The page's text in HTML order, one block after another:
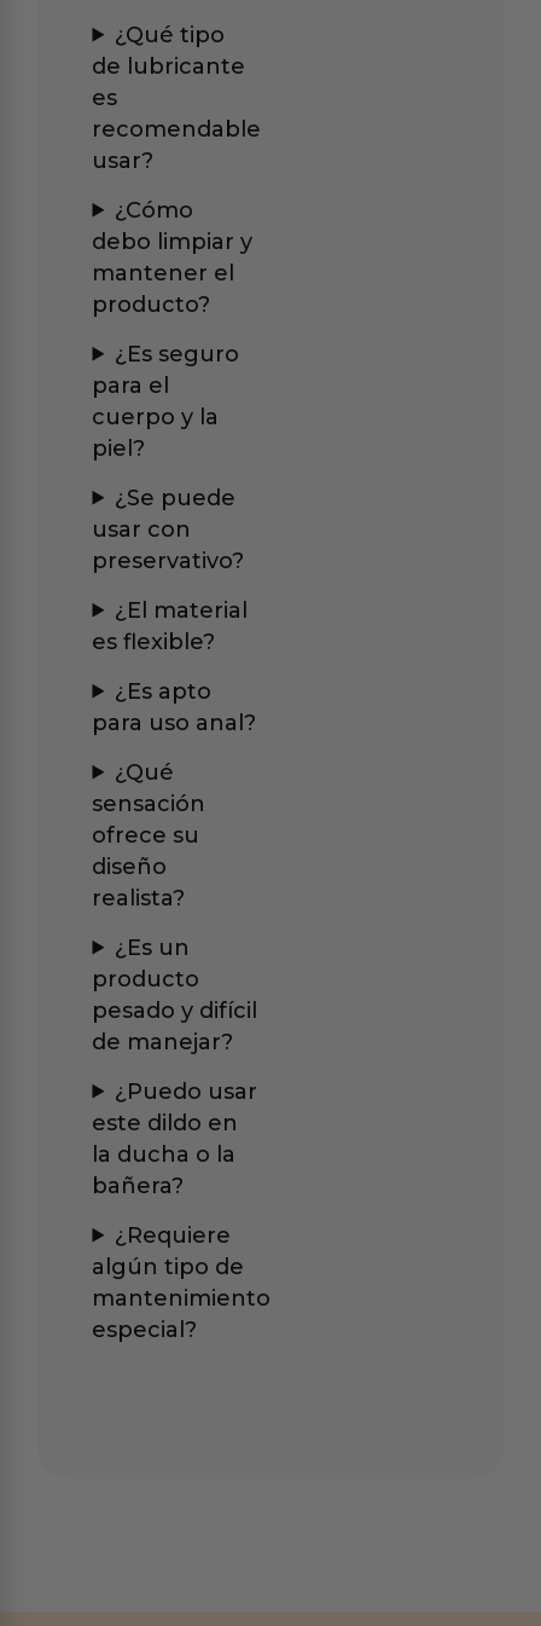
¿Qué tipo
de lubricante
es
recomendable
usar?
¿Cómo
debo limpiar y
mantener el
producto?
¿Es seguro
para el
cuerpo y la
piel?
¿Se puede
usar con
preservativo?
¿El material
es flexible?
¿Es apto
para uso anal?
¿Qué
sensación
ofrece su
diseño
realista?
¿Es un
producto
pesado y difícil
de manejar?
¿Puedo usar
este dildo en
la ducha o la
bañera?
¿Requiere
algún tipo de
mantenimiento
especial?